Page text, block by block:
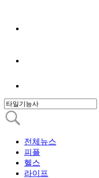
전체뉴스
피플
헬스
라이프